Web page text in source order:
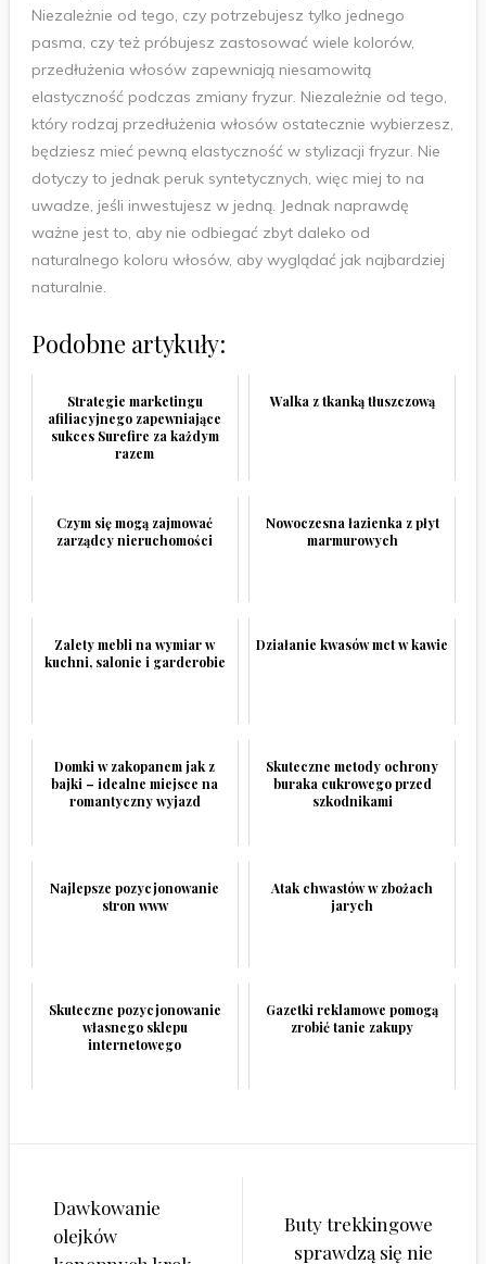
Niezależnie od tego, czy potrzebujesz tylko jednego
pasma, czy też próbujesz zastosować wiele kolorów,
przedłużenia włosów zapewniają niesamowitą
elastyczność podczas zmiany fryzur. Niezależnie od tego,
który rodzaj przedłużenia włosów ostatecznie wybierzesz,
będziesz mieć pewną elastyczność w stylizacji fryzur. Nie
dotyczy to jednak peruk syntetycznych, więc miej to na
uwadze, jeśli inwestujesz w jedną. Jednak naprawdę
ważne jest to, aby nie odbiegać zbyt daleko od
naturalnego koloru włosów, aby wyglądać jak najbardziej
naturalnie.
Podobne artykuły:
Strategie marketingu
afiliacyjnego zapewniające
sukces Surefire za każdym
razem
Walka z tkanką tłuszczową
Czym się mogą zajmować
zarządcy nieruchomości
Nowoczesna łazienka z płyt
marmurowych
Zalety mebli na wymiar w
kuchni, salonie i garderobie
Działanie kwasów mct w kawie
Domki w zakopanem jak z
bajki – idealne miejsce na
romantyczny wyjazd
Skuteczne metody ochrony
buraka cukrowego przed
szkodnikami
Najlepsze pozycjonowanie
stron www
Atak chwastów w zbożach
jarych
Skuteczne pozycjonowanie
własnego sklepu
internetowego
Gazetki reklamowe pomogą
zrobić tanie zakupy
Nawigacja
wpisu
Dawkowanie
olejków
Buty trekkingowe
sprawdzą się nie